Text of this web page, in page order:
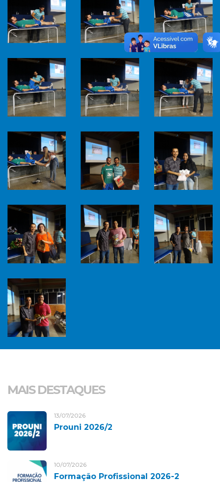
MAIS DESTAQUES
13/07/2026
Prouni 2026/2
10/07/2026
Formação Profissional 2026-2